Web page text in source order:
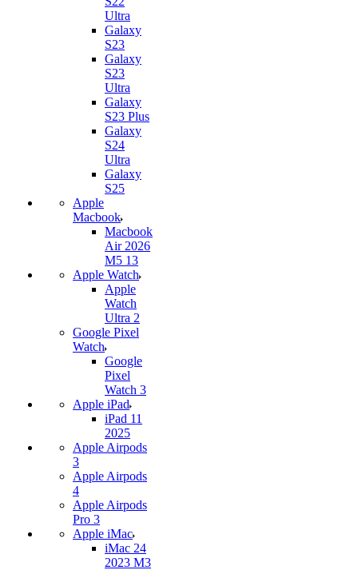
Ultra
Galaxy
S23
Galaxy
S23
Ultra
Galaxy
S23 Plus
Galaxy
S24
Ultra
Galaxy
S25
Apple
Macbook
Macbook
Air 2026
M5 13
Apple Watch
Apple
Watch
Ultra 2
Google Pixel
Watch
Google
Pixel
Watch 3
Apple iPad
iPad 11
2025
Apple Airpods
3
Apple Airpods
4
Apple Airpods
Pro 3
Apple iMac
iMac 24
2023 M3